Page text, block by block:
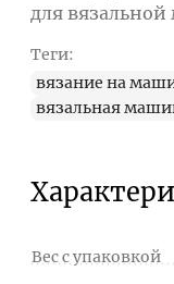
для
Теги:
вязание на
вязальная
Вес с упаковкой